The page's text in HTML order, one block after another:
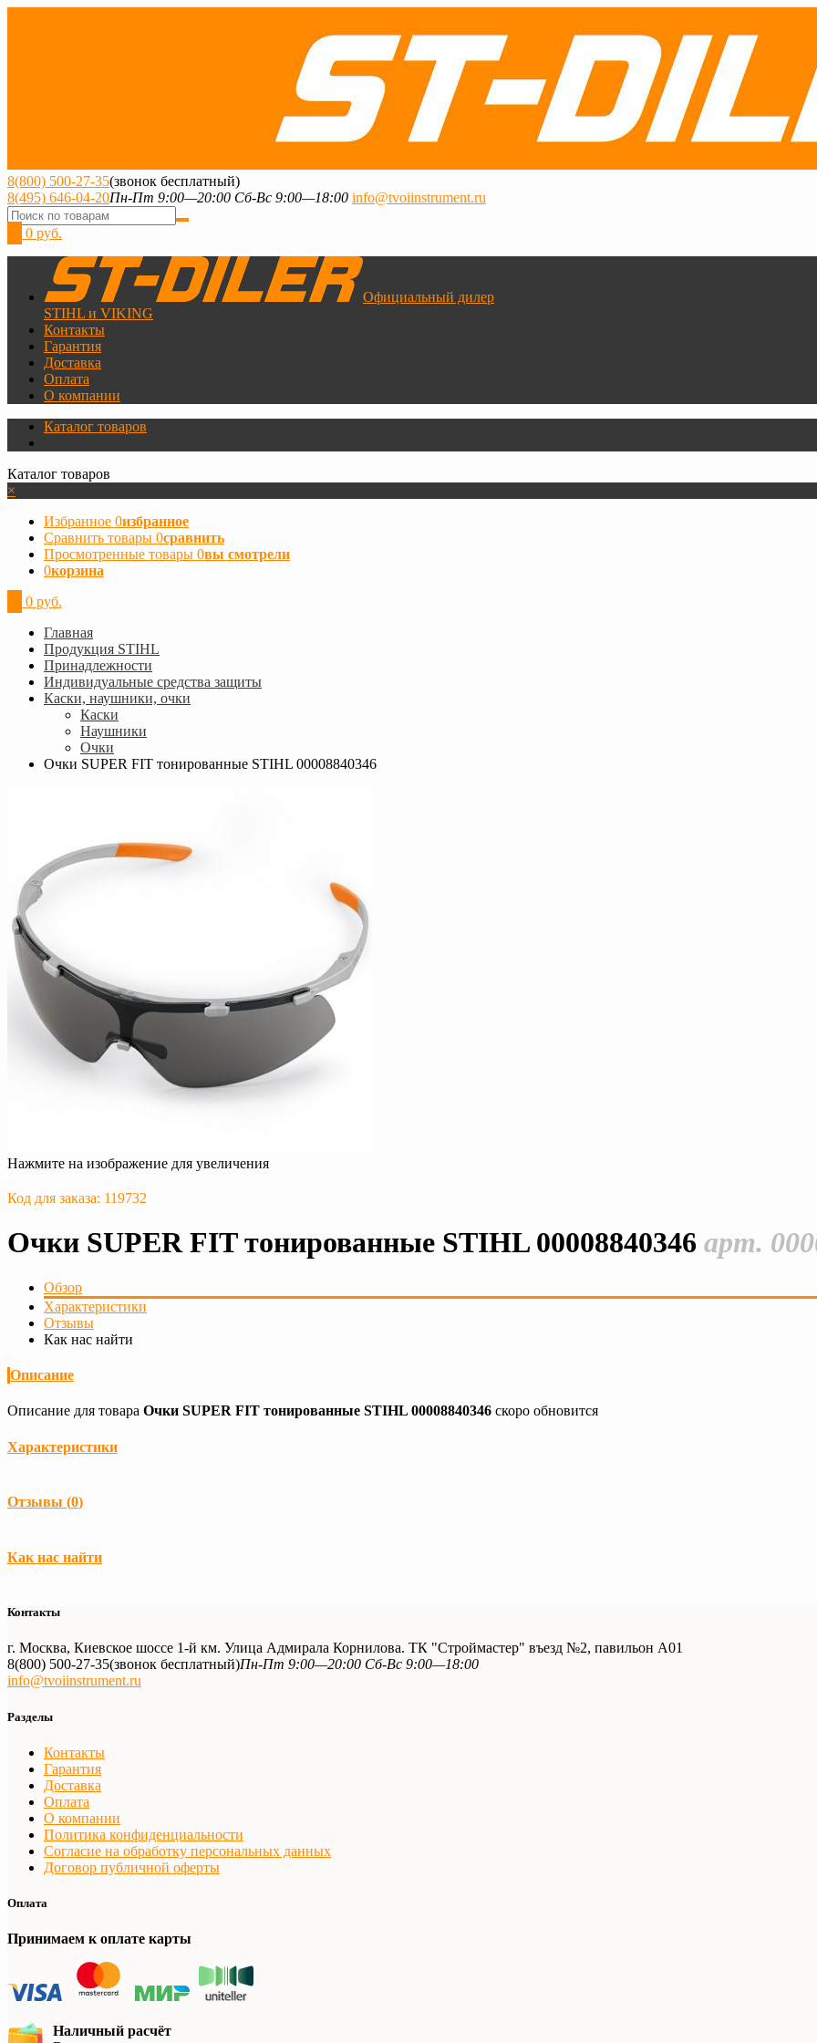
8(800) 500-27-35(звонок бесплатный)
8(495) 646-04-20Пн-Пт 9:00—20:00 Сб-Вс 9:00—18:00 info@tvoiinstrument.ru
0 руб.
Официальный дилер
STIHL и VIKING
Контакты
Гарантия
Доставка
Оплата
О компании
Каталог товаров
Каталог товаров
×
Избранное 0избранное
Сравнить товары 0сравнить
Просмотренные товары 0вы смотрели
0корзина
0 руб.
Главная
Продукция STIHL
Принадлежности
Индивидуальные средства защиты
Каски, наушники, очки
Каски
Наушники
Очки
Очки SUPER FIT тонированные STIHL 00008840346
Нажмите на изображение для увеличения
Код для заказа: 119732
Очки SUPER FIT тонированные STIHL 00008840346 арт.
Обзор
Характеристики
Отзывы
Как нас найти
Описание
Описание для товара Очки SUPER FIT тонированные STIHL 00008840346 скоро обновится
Характеристики
Отзывы (0)
Как нас найти
Контакты
г. Москва, Киевское шоссе 1-й км. Улица Адмирала Корнилова. ТК "Строймастер" въезд №2, павильон А01
8(800) 500-27-35(звонок бесплатный)Пн-Пт 9:00—20:00 Сб-Вс 9:00—18:00
info@tvoiinstrument.ru
Разделы
Контакты
Гарантия
Доставка
Оплата
О компании
Политика конфиденциальности
Согласие на обработку персональных данных
Договор публичной оферты
Оплата
Принимаем к оплате карты
Наличный расчёт